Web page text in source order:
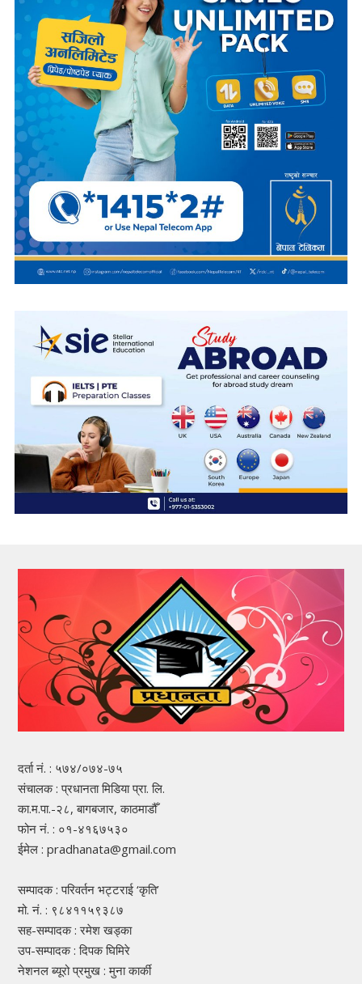
दर्ता नं. : ५७४/०७४-७५
संचालक : प्रधानता मिडिया प्रा. लि.
का.म.पा.-२८, बागबजार, काठमाडौँ
फोन नं. : ०१-४१६७५३०
ईमेल : pradhanata@gmail.com
सम्पादक : परिवर्तन भट्टराई ‘कृति’
मो. नं. : ९८४११५९३८७
सह-सम्पादक : रमेश खड्का
उप-सम्पादक : दिपक घिमिरे
नेशनल ब्यूरो प्रमुख : मुना कार्की